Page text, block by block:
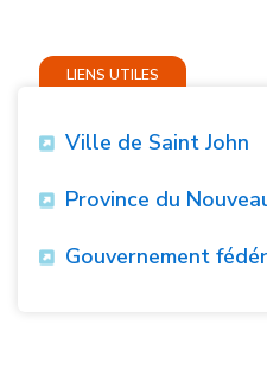
LIENS UTILES
Ville de Saint John
Province du
Gouvernement